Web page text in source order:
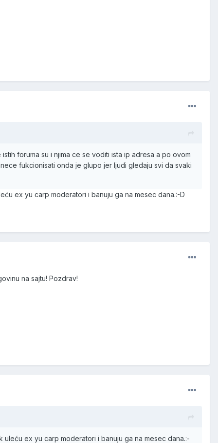
foruma su i njima ce se voditi ista ip adresa a po ovom
fukcionisati onda je glupo jer ljudi gledaju svi da svaki
ex yu carp moderatori i banuju ga na mesec dana.:-D
na sajtu! Pozdrav!
ex yu carp moderatori i banuju ga na mesec dana.:-